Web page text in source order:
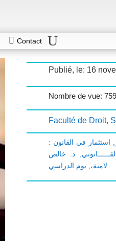
Contact
Publié, le: 16
Nombre de vue:
Faculté de Droit,
, استثمار في القانون
, د. خالص
لامية،, يوم الدراسي